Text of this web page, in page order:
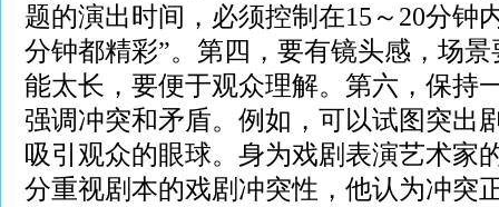
题的演出时间，必须控制在15～20分钟
分钟都精彩”。第四，要有镜头感，场
能太长，要便于观众理解。第六，保持
强调冲突和矛盾。例如，可以试图突出
吸引观众的眼球。身为戏剧表演艺术家
分重视剧本的戏剧冲突性，他认为冲突